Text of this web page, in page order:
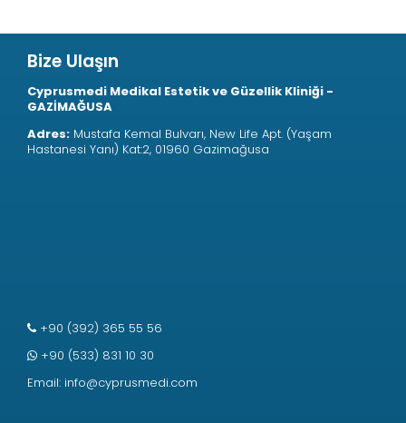
Bize Ulaşın
Cyprusmedi Medikal Estetik ve Güzellik Kliniği -
GAZİMAĞUSA
Adres: Mustafa Kemal Bulvarı, New Life Apt. (Yaşam
Hastanesi Yanı) Kat:2, 01960 Gazimağusa
+90 (392) 365 55 56
+90 (533) 831 10 30
Email: info@cyprusmedi.com